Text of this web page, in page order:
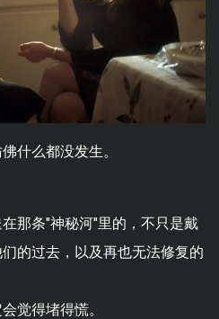
什么都没发生。
那条"神秘河"里的，不只是戴
的过去，以及再也无法修复的
觉得堵得慌。